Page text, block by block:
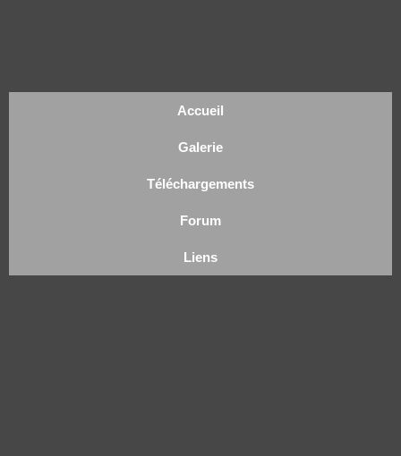
Accueil
Galerie
Téléchargements
Forum
Liens